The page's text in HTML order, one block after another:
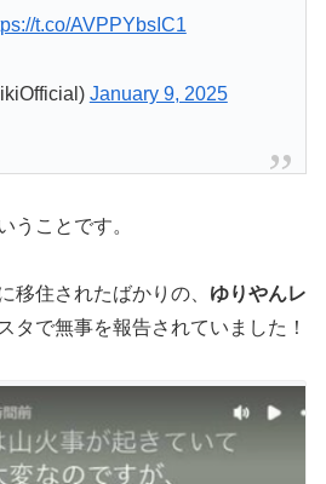
t.co/AVPPYbsIC1
January 9, 2025
うことです。
移住されたばかりの、 ゆりやんレ
タで無事を報告されていました！